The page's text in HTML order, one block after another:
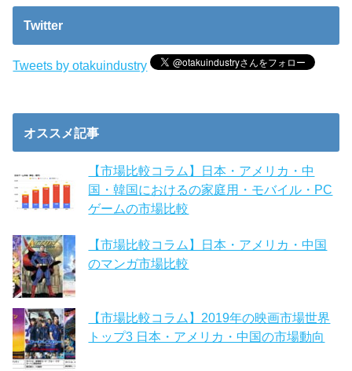
Twitter
Tweets by otakuindustry
オススメ記事
【市場比較コラム】日本・アメリカ・中
国・韓国におけるの家庭用・モバイル・PC
ゲームの市場比較
【市場比較コラム】日本・アメリカ・中国
のマンガ市場比較
【市場比較コラム】2019年の映画市場世界
トップ3 日本・アメリカ・中国の市場動向